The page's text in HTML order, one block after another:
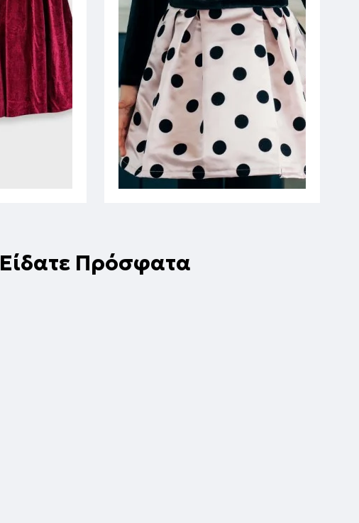
Είδατε Πρόσφατα